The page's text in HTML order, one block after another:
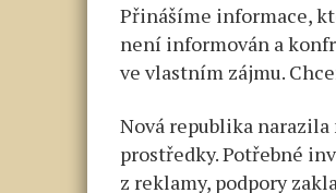
Přinášíme informace,
není informován a
ve vlastním zájmu.
Nová republika
prostředky. Potřebné
z reklamy, podpory